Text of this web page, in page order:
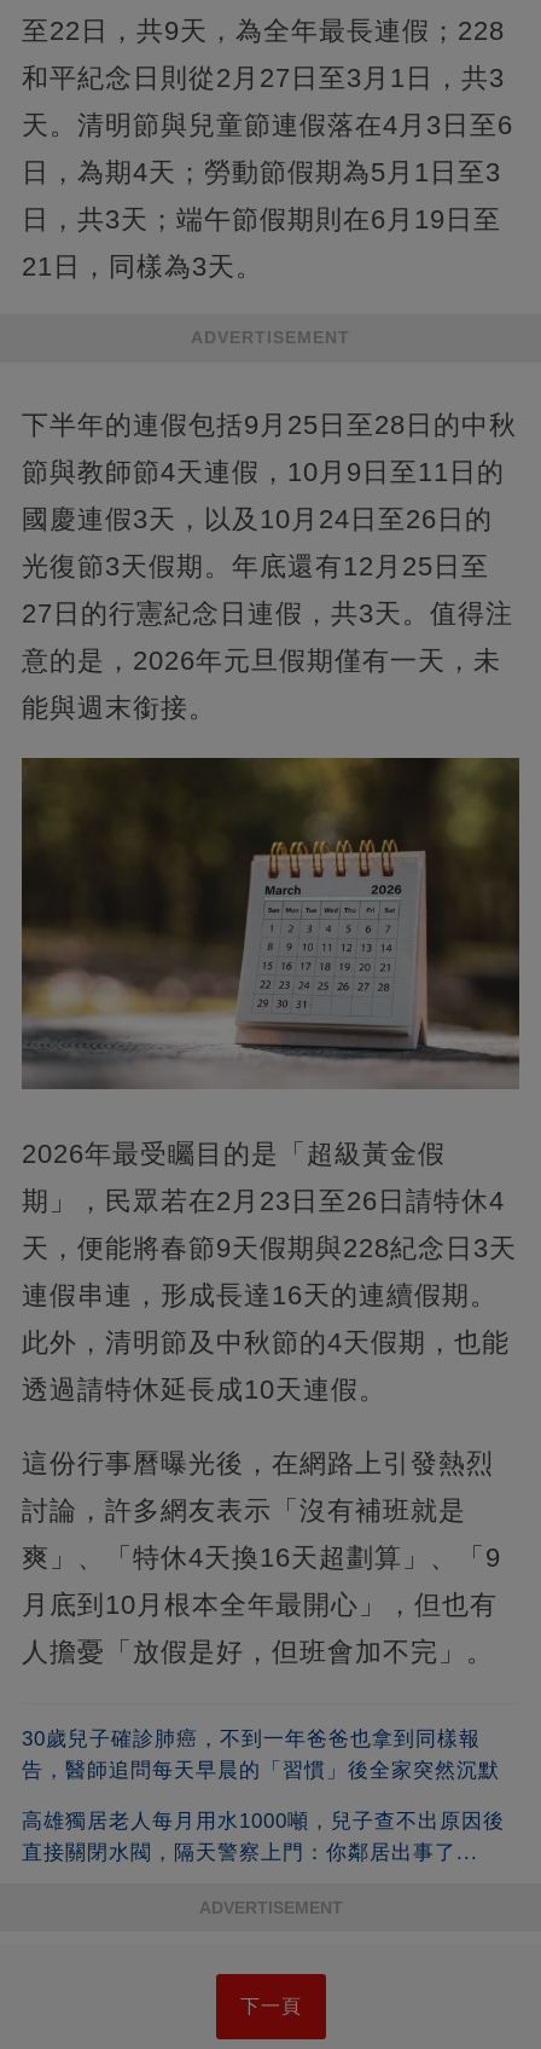
至22日，共9天，為全年最長連假；228
和平紀念日則從2月27日至3月1日，共3
天。清明節與兒童節連假落在4月3日至6
日，為期4天；勞動節假期為5月1日至3
日，共3天；端午節假期則在6月19日至
21日，同樣為3天。
ADVERTISEMENT
下半年的連假包括9月25日至28日的中秋
節與教師節4天連假，10月9日至11日的
國慶連假3天，以及10月24日至26日的
光復節3天假期。年底還有12月25日至
27日的行憲紀念日連假，共3天。值得注
意的是，2026年元旦假期僅有一天，未
能與週末銜接。
2026年最受矚目的是「超級黃金假
期」，民眾若在2月23日至26日請特休4
天，便能將春節9天假期與228紀念日3天
連假串連，形成長達16天的連續假期。
此外，清明節及中秋節的4天假期，也能
透過請特休延長成10天連假。
這份行事曆曝光後，在網路上引發熱烈
討論，許多網友表示「沒有補班就是
爽」、「特休4天換16天超劃算」、「9
月底到10月根本全年最開心」，但也有
人擔憂「放假是好，但班會加不完」。
30歲兒子確診肺癌，不到一年爸爸也拿到同樣報
告，醫師追問每天早晨的「習慣」後全家突然沉默
高雄獨居老人每月用水1000噸，兒子查不出原因後
直接關閉水閥，隔天警察上門：你鄰居出事了...
ADVERTISEMENT
下一頁